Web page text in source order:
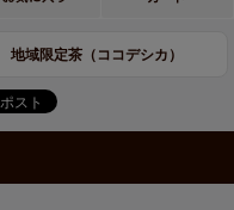
地域限定茶（ココデシカ）